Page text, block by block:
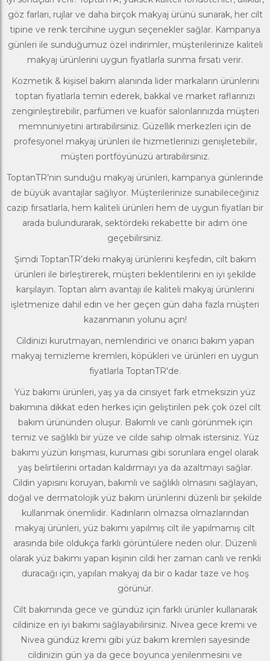
göz farları, rujlar ve daha birçok makyaj ürünü sunarak, her cilt
tipine ve renk tercihine uygun seçenekler sağlar. Kampanya
günleri ile sunduğumuz özel indirimler, müşterilerinize kaliteli
makyaj ürünlerini uygun fiyatlarla sunma fırsatı verir.
Kozmetik & kişisel bakım alanında lider markaların ürünlerini
toptan fiyatlarla temin ederek, bakkal ve market raflarınızı
zenginleştirebilir, parfümeri ve kuaför salonlarınızda müşteri
memnuniyetini artırabilirsiniz. Güzellik merkezleri için de
profesyonel makyaj ürünleri ile hizmetlerinizi genişletebilir,
müşteri portföyünüzü artırabilirsiniz.
ToptanTR’nin sunduğu makyaj ürünleri, kampanya günlerinde
de büyük avantajlar sağlıyor. Müşterilerinize sunabileceğiniz
cazip fırsatlarla, hem kaliteli ürünleri hem de uygun fiyatları bir
arada bulundurarak, sektördeki rekabette bir adım öne
geçebilirsiniz.
Şimdi ToptanTR’deki makyaj ürünlerini keşfedin, cilt bakım
ürünleri ile birleştirerek, müşteri beklentilerini en iyi şekilde
karşılayın. Toptan alım avantajı ile kaliteli makyaj ürünlerini
işletmenize dahil edin ve her geçen gün daha fazla müşteri
kazanmanın yolunu açın!
Cildinizi kurutmayan, nemlendirici ve onarıcı bakım yapan
makyaj temizleme kremleri, köpükleri ve ürünleri en uygun
fiyatlarla ToptanTR'de.
Yüz bakımı ürünleri, yaş ya da cinsiyet fark etmeksizin yüz
bakımına dikkat eden herkes için geliştirilen pek çok özel cilt
bakım ürününden oluşur. Bakımlı ve canlı görünmek için
temiz ve sağlıklı bir yüze ve cilde sahip olmak istersiniz. Yüz
bakımı yüzün kırışması, kuruması gibi sorunlara engel olarak
yaş belirtilerini ortadan kaldırmayı ya da azaltmayı sağlar.
Cildin yapısını koruyan, bakımlı ve sağlıklı olmasını sağlayan,
doğal ve dermatolojik yüz bakım ürünlerini düzenli bir şekilde
kullanmak önemlidir. Kadınların olmazsa olmazlarından
makyaj ürünleri, yüz bakımı yapılmış cilt ile yapılmamış cilt
arasında bile oldukça farklı görüntülere neden olur. Düzenli
olarak yüz bakımı yapan kişinin cildi her zaman canlı ve renkli
duracağı için, yapılan makyaj da bir o kadar taze ve hoş
görünür.
Cilt bakımında gece ve gündüz için farklı ürünler kullanarak
cildinize en iyi bakımı sağlayabilirsiniz. Nivea gece kremi ve
Nivea gündüz kremi gibi yüz bakım kremleri sayesinde
cildinizin gün ya da gece boyunca yenilenmesini ve